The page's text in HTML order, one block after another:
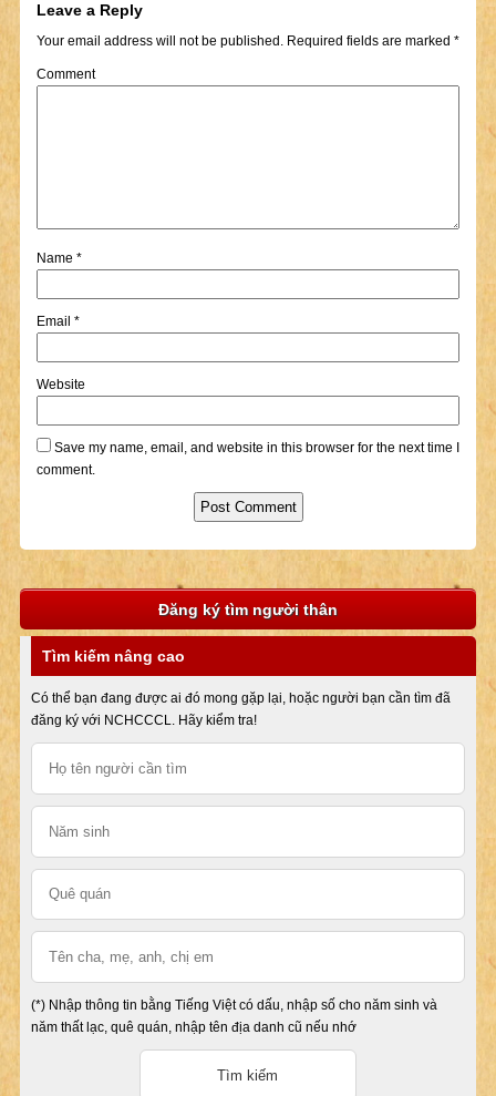
Leave a Reply
Your email address will not be published.Required fields are marked *
Comment
Name *
Email *
Website
Save my name, email, and website in this browser for the next time I
comment.
Đăng ký tìm người thân
Tìm kiếm nâng cao
Có thể bạn đang được ai đó mong gặp lại, hoặc người bạn cần tìm đã
đăng ký với NCHCCCL. Hãy kiểm tra!
(*) Nhập thông tin bằng Tiếng Việt có dấu, nhập số cho năm sinh và
năm thất lạc, quê quán, nhập tên địa danh cũ nếu nhớ